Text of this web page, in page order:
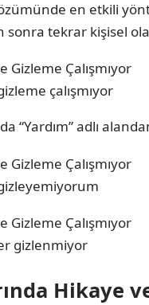
en etkili
sonra tekrar kişisel
çalışmıyor
“Yardım” adlı
gizlenmiyor
Hikaye